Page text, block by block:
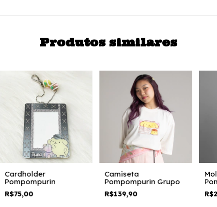
Produtos similares
Cardholder
Pompompurin
R$75,00
Camiseta
Pompompurin Grupo
R$139,90